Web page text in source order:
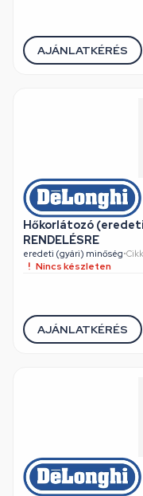
AJÁNLATKÉRÉS
Hőkorlátozó
RENDELÉSRE
eredeti (gyári) minőség•
Nincs készleten
AJÁNLATKÉRÉS